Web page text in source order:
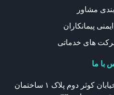
مشاور
پیمانکاران
های خدماتی
با ما
تهران خیابان ستارخان خیابان کوثر دوم پلاک ۱ ساختمان